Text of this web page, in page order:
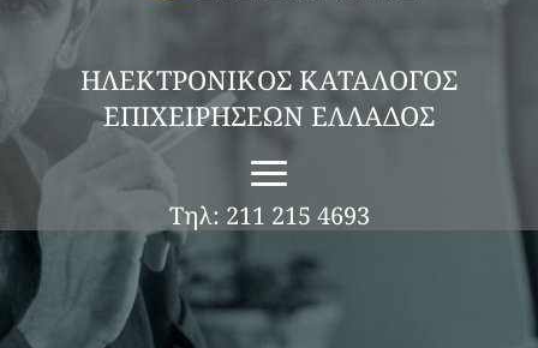
ΗΛΕΚΤΡΟΝΙΚΟΣ ΚΑΤΑΛΟΓΟΣ
ΕΠΙΧΕΙΡΗΣΕΩΝ ΕΛΛΑΔΟΣ
Τηλ: 211 215 4693